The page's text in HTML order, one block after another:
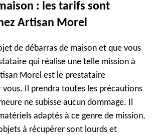
: les tarifs sont
Artisan Morel
de débarras de maison et que vous
qui réalise une telle mission à
Morel est le prestataire
Il prendra toutes les précautions
ne subisse aucun dommage. Il
adaptés à ce genre de mission,
à récupérer sont lourds et